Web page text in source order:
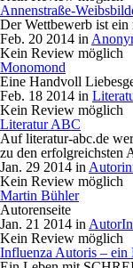
Annenstraße-
Der Wettbewerb ist
Feb. 20 2014 in
Kein Review möglich
Monomond
Eine Handvoll
Feb. 18 2014 in
Kein Review möglich
Literatur ABC
Auf literatur-abc.de
zu den erfolgreichsten
Jan. 29 2014 in
Kein Review möglich
Martin Bühler
Autorenseite
Jan. 21 2014 in
Kein Review möglich
Influenza Autoris –